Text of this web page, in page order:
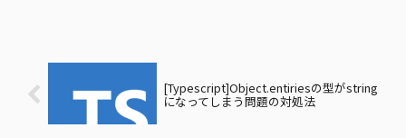
[Typescript]Object.entiriesの型がstring
になってしまう問題の対処法